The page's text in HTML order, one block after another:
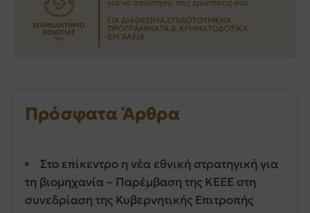
Πρόσφατα Άρθρα
Στο επίκεντρο η νέα εθνική στρατηγική για
τη βιομηχανία – Παρέμβαση της ΚΕΕΕ στη
συνεδρίαση της Κυβερνητικής Επιτροπής